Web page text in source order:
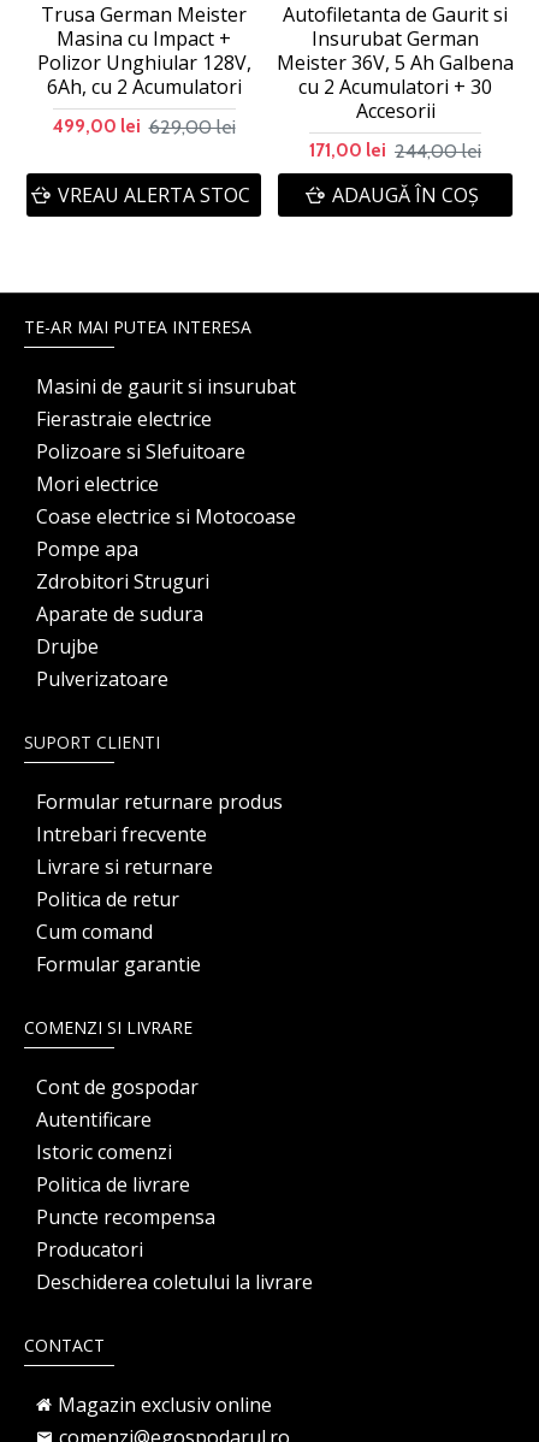
Trusa German Meister
Masina cu Impact +
Polizor Unghiular 128V,
6Ah, cu 2 Acumulatori
499,00 lei 629,00 lei
VREAU ALERTA STOC
Autofiletanta de Gaurit si
Insurubat German
Meister 36V, 5 Ah Galbena
cu 2 Acumulatori + 30
Accesorii
171,00 lei 244,00 lei
ADAUGĂ ÎN COŞ
TE-AR MAI PUTEA INTERESA
Masini de gaurit si insurubat
Fierastraie electrice
Polizoare si Slefuitoare
Mori electrice
Coase electrice si Motocoase
Pompe apa
Zdrobitori Struguri
Aparate de sudura
Drujbe
Pulverizatoare
SUPORT CLIENTI
Formular returnare produs
Intrebari frecvente
Livrare si returnare
Politica de retur
Cum comand
Formular garantie
COMENZI SI LIVRARE
Cont de gospodar
Autentificare
Istoric comenzi
Politica de livrare
Puncte recompensa
Producatori
Deschiderea coletului la livrare
CONTACT
Magazin exclusiv online